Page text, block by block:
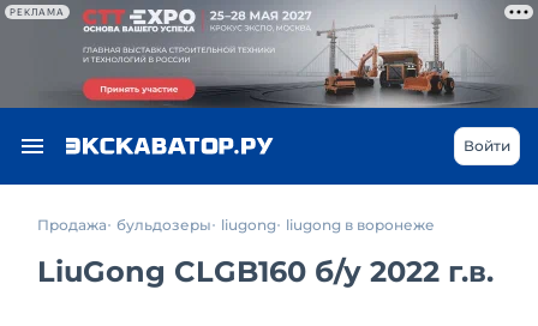
РЕКЛАМА
Войти
Продажа бульдозеры liugong liugong в воронеже
LiuGong CLGB160 б/у 2022 г.в.